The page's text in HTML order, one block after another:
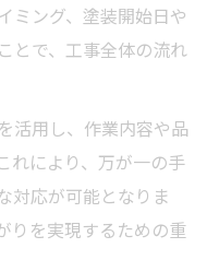
ミング、塗装開始日や
とで、工事全体の流れ
活用し、作業内容や品
れにより、万が一の手
対応が可能となりま
りを実現するための重